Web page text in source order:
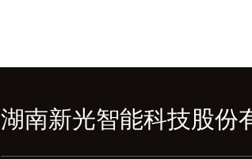
湖南新光智能科技股份